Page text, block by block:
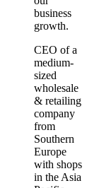
business
growth.
CEO of a
medium-
sized
wholesale
& retailing
company
from
Southern
Europe
with shops
in the Asia